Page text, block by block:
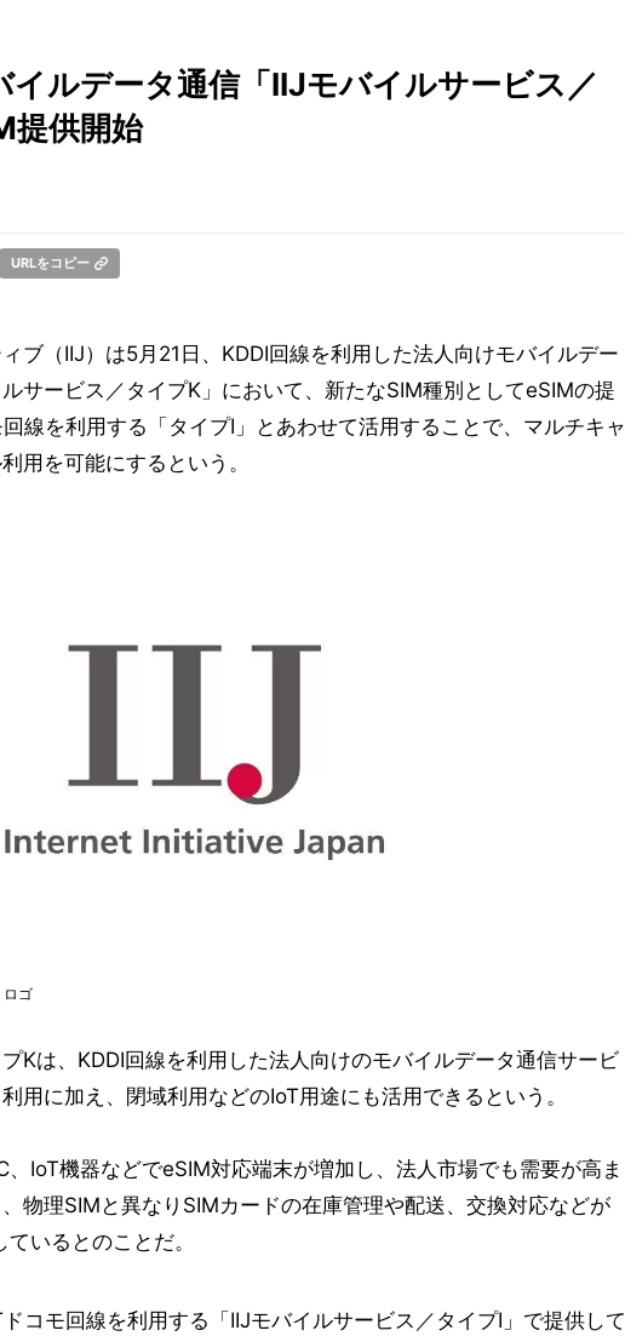
イルデータ通信「IIJモバイルサービス／
提供開始
URLをコピー
ブ（IIJ）は5月21日、KDDI回線を利用した法人向けモバイルデー
サービス／タイプK」において、新たなSIM種別としてeSIMの提
線を利用する「タイプI」とあわせて活用することで、マルチキャ
用を可能にするという。
ロゴ
Kは、KDDI回線を利用した法人向けのモバイルデータ通信サービ
用に加え、閉域利用などのIoT用途にも活用できるという。
IoT機器などでeSIM対応端末が増加し、法人市場でも需要が高ま
物理SIMと異なりSIMカードの在庫管理や配送、交換対応などが
いるとのことだ。
コモ回線を利用する「IIJモバイルサービス／タイプI」で提供して